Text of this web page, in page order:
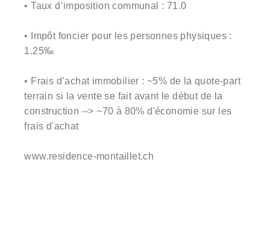
• Taux d’imposition communal : 71.0
• Impôt foncier pour les personnes physiques :
1.25‰
• Frais d’achat immobilier : ~5% de la quote-part
terrain si la vente se fait avant le début de la
construction --> ~70 à 80% d'économie sur les
frais d'achat
www.residence-montaillet.ch